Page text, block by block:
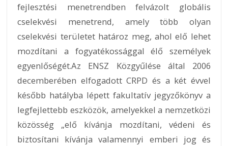
fejlesztési menetrendben felvázolt globális
cselekvési menetrend, amely több olyan
cselekvési területet határoz meg, ahol elő lehet
mozdítani a fogyatékossággal élő személyek
egyenlőségét.Az ENSZ Közgyűlése által 2006
decemberében elfogadott CRPD és a két évvel
később hatályba lépett fakultatív jegyzőkönyv a
legfejlettebb eszközök, amelyekkel a nemzetközi
közösség „elő kívánja mozdítani, védeni és
biztosítani kívánja valamennyi emberi jog és